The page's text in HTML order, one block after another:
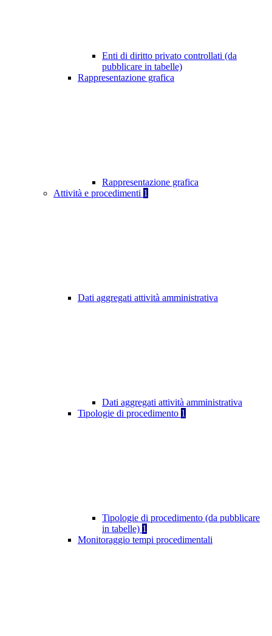
Enti di diritto privato controllati (da
pubblicare in tabelle)
Rappresentazione grafica
Rappresentazione grafica
Attività e procedimenti 1
Dati aggregati attività amministrativa
Dati aggregati attività amministrativa
Tipologie di procedimento 1
Tipologie di procedimento (da pubblicare
in tabelle) 1
Monitoraggio tempi procedimentali